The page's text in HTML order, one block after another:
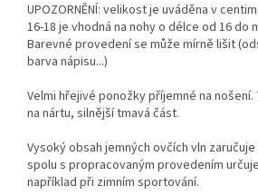
UPOZORNĚNÍ: velikost je uváděna v
16-18 je vhodná na nohy o délce od 16 do
Barevné provedení se může mírně lišit
barva nápisu...)
Velmi hřejivé ponožky příjemné na
na nártu, silnější tmavá část.
Vysoký obsah jemných ovčích vln
spolu s propracovaným provedením
například při zimním sportování.